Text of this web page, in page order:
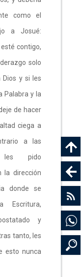
como el
a Josué:
contigo,
solo
y si les
Palabra y la
de hacer
ciega a
a las
les pido
la dirección
donde se
Escritura,
y
tanto, les
esto nunca